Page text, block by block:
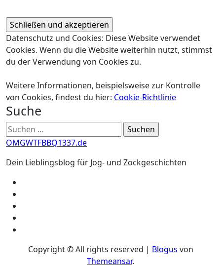
Datenschutz und Cookies: Diese Website verwendet
Cookies. Wenn du die Website weiterhin nutzt, stimmst
du der Verwendung von Cookies zu.
Weitere Informationen, beispielsweise zur Kontrolle
von Cookies, findest du hier: Cookie-Richtlinie
Suche
Suchen
nach:
OMGWTFBBQ1337.de
Dein Lieblingsblog für Jog- und Zockgeschichten
Copyright © All rights reserved | Blogus von
Themeansar.